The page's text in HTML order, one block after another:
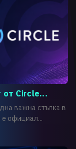
от Circle...
важна стъпка в
е официал...